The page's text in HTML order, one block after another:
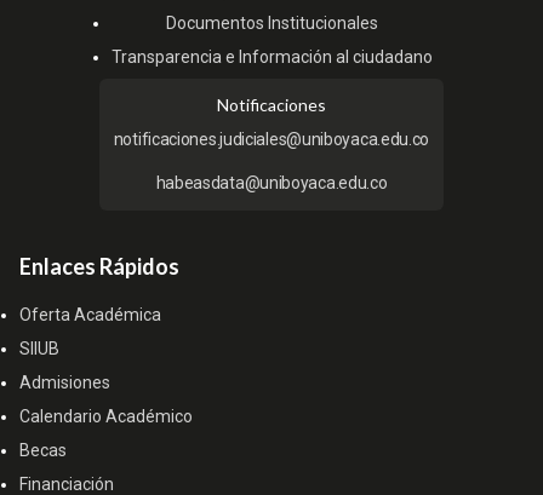
Documentos Institucionales
Transparencia e Información al ciudadano
Notificaciones
notificaciones.judiciales@uniboyaca.edu.co
habeasdata@uniboyaca.edu.co
Enlaces Rápidos
Oferta Académica
SIIUB
Admisiones
Calendario Académico
Becas
Financiación